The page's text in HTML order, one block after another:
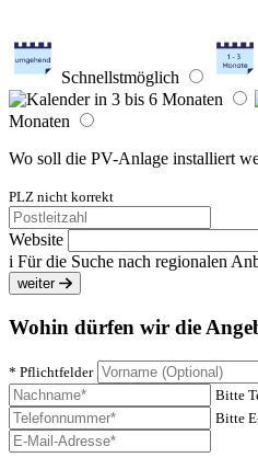
Schnellstmöglich
in 3 bis 6 Monaten
Monaten
Wo soll die PV-Anlage installiert
PLZ nicht korrekt
Website
i Für die Suche nach regionalen
weiter
Wohin dürfen wir die
* Pflichtfelder
Bitte
Bitte